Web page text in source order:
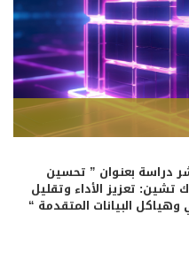
دراسة بعنوان ” تحسين
تشين: تعزيز الأداء وتقليل
البيانات المتقدمة “